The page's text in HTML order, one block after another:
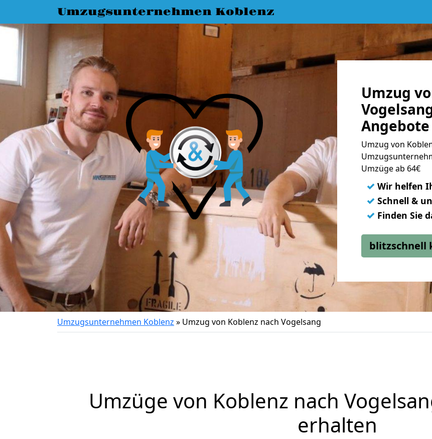
Umzugsunternehmen Koblenz
Umzug
Angebote
Umzug von
Umzüge ab 64€
✓ Wir helfen
✓ Schnell &
✓ Finden Sie
blitzschnell
Umzugsunternehmen Koblenz » Umzug von Koblenz nach Vogelsang
Umzüge von Koblenz nach
erhalten